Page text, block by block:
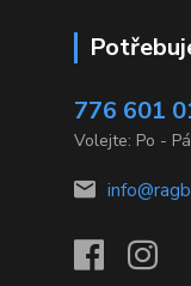
776 601
Volejte: Po -